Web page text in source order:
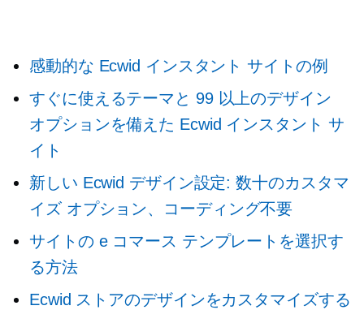
感動的な Ecwid インスタント サイトの例
すぐに使えるテーマと 99 以上のデザイン
オプションを備えた Ecwid インスタント サ
イト
新しい Ecwid デザイン設定: 数十のカスタマ
イズ オプション、コーディング不要
サイトの e コマース テンプレートを選択す
る方法
Ecwid ストアのデザインをカスタマイズする